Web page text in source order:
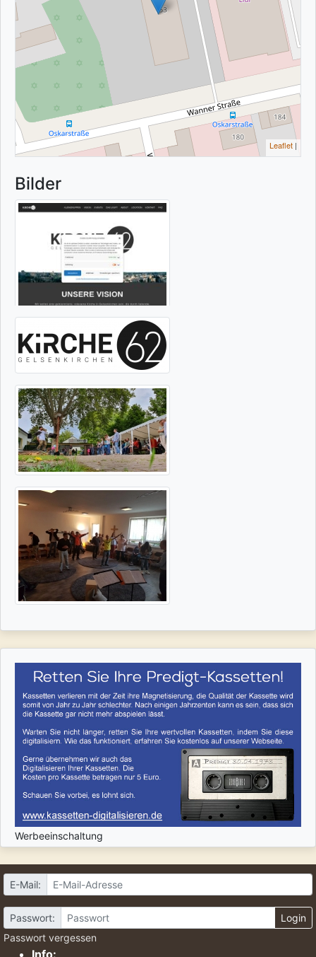
Leaflet |
Bilder
Werbeeinschaltung
E-Mail:
Passwort:
Login
Passwort vergessen